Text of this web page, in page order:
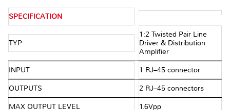
SPECIFICATION
TYP
1:2 Twisted Pair Line
Driver & Distribution
Amplifier
INPUT 1 RJ–45 connector
OUTPUTS 2 RJ–45 connectors
MAX OUTPUT LEVEL 1.6Vpp